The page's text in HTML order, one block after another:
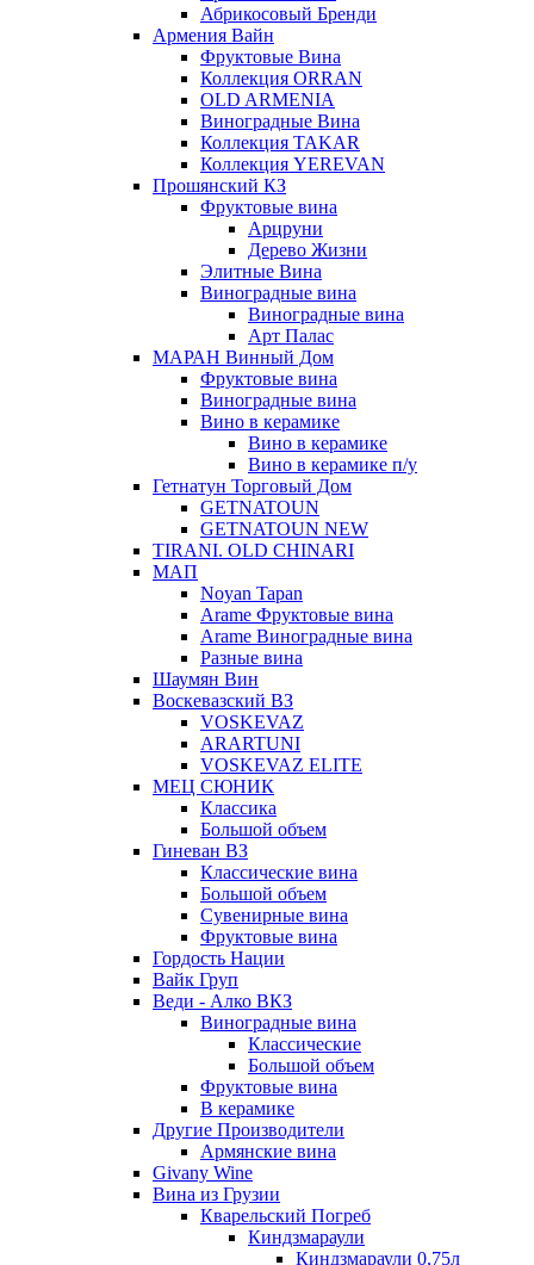
Абрикосовый Бренди
Армения Вайн
Фруктовые Вина
Коллекция ORRAN
OLD ARMENIA
Виноградные Вина
Коллекция TAKAR
Коллекция YEREVAN
Прошянский КЗ
Фруктовые вина
Арцруни
Дерево Жизни
Элитные Вина
Виноградные вина
Виноградные вина
Арт Палас
МАРАН Винный Дом
Фруктовые вина
Виноградные вина
Вино в керамике
Вино в керамике
Вино в керамике п/у
Гетнатун Торговый Дом
GETNATOUN
GETNATOUN NEW
TIRANI. OLD CHINARI
МАП
Noyan Tapan
Arame Фруктовые вина
Arame Виноградные вина
Разные вина
Шаумян Вин
Воскевазский ВЗ
VOSKEVAZ
ARARTUNI
VOSKEVAZ ELITE
МЕЦ СЮНИК
Классика
Большой объем
Гиневан ВЗ
Классические вина
Большой объем
Сувенирные вина
Фруктовые вина
Гордость Нации
Вайк Груп
Веди - Алко ВКЗ
Виноградные вина
Классические
Большой объем
Фруктовые вина
В керамике
Другие Производители
Армянские вина
Givany Wine
Вина из Грузии
Кварельский Погреб
Киндзмараули
Киндзмараули 0,75л